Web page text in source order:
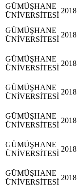
GÜMÜŞHANE
ÜNİVERSİTESİ
2018
GÜMÜŞHANE
ÜNİVERSİTESİ
2018
GÜMÜŞHANE
ÜNİVERSİTESİ
2018
GÜMÜŞHANE
ÜNİVERSİTESİ
2018
GÜMÜŞHANE
ÜNİVERSİTESİ
2018
GÜMÜŞHANE
ÜNİVERSİTESİ
2018
GÜMÜŞHANE
ÜNİVERSİTESİ
2018